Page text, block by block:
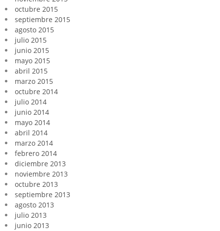
octubre 2015
septiembre 2015
agosto 2015
julio 2015
junio 2015
mayo 2015
abril 2015
marzo 2015
octubre 2014
julio 2014
junio 2014
mayo 2014
abril 2014
marzo 2014
febrero 2014
diciembre 2013
noviembre 2013
octubre 2013
septiembre 2013
agosto 2013
julio 2013
junio 2013